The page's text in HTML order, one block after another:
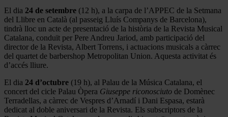
El dia 24 de setembre (12 h), a la carpa de l’APPEC de la Setmana
del Llibre en Català (al passeig Lluís Companys de Barcelona),
tindrà lloc un acte de presentació de la història de la Revista Musical
Catalana, conduït per Pere Andreu Jariod, amb participació del
director de la Revista, Albert Torrens, i actuacions musicals a càrrec
del quartet de barbershop Metropolitan Union. Aquesta activitat és
d’accés lliure.
El dia 24 d’octubre (19 h), al Palau de la Música Catalana, el
concert del cicle Palau Òpera Giuseppe riconosciuto de Domènec
Terradellas, a càrrec de Vespres d’Arnadí i Dani Espasa, estarà
dedicat al doble aniversari de la Revista. Els subscriptors de la